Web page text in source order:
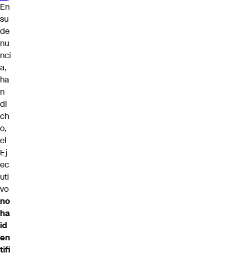
En
su
de
nu
nci
a,
ha
n
di
ch
o,
el
Ej
ec
uti
vo
no
ha
id
en
tifi